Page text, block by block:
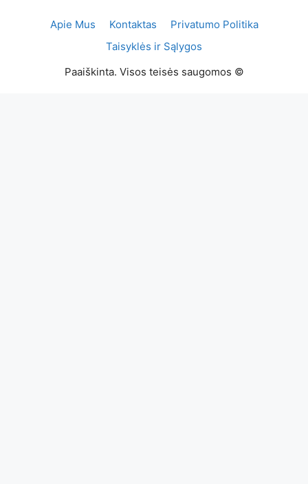
Apie Mus Kontaktas
Privatumo Politika
Taisyklės ir Sąlygos
Paaiškinta. Visos teisės saugomos ©